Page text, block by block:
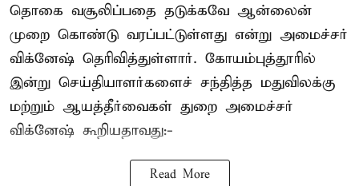
தொகை வசூலிப்பதை தடுக்கவே ஆன்லைன்
முறை கொண்டு வரப்பட்டுள்ளது என்று அமைச்சர்
விக்னேஷ் தெரிவித்துள்ளார். கோயம்புத்தூரில்
இன்று செய்தியாளர்களைச் சந்தித்த மதுவிலக்கு
மற்றும் ஆயத்தீர்வைகள் துறை அமைச்சர்
விக்னேஷ் கூறியதாவது:-
Read More